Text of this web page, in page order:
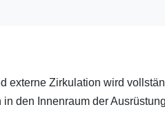
externe Zirkulation wird
den Innenraum der